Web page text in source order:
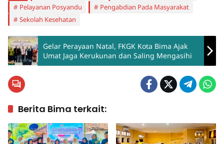
Pelayanan Posyandu
Pengabdian Pada Masyarakat
Sekolah Kesehatan
Gelar Perayaan Natal, FKGK Kota Bima Ajak
Umat Jaga Kerukunan dan Saling Mengasihi
Berita Bima terkait: